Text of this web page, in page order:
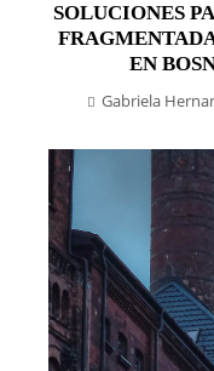
SOLUCIONES
EN
Gabriela